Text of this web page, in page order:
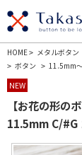
HOME> メタルボタン
> ボタン > 11.5mm
NEW
【お花の形の
11.5mm C/#G